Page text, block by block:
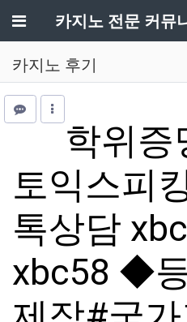
메뉴카지노 전문 커뮤
카지노 후기
학위증
토익스피
톡상담
xbc58 ◆